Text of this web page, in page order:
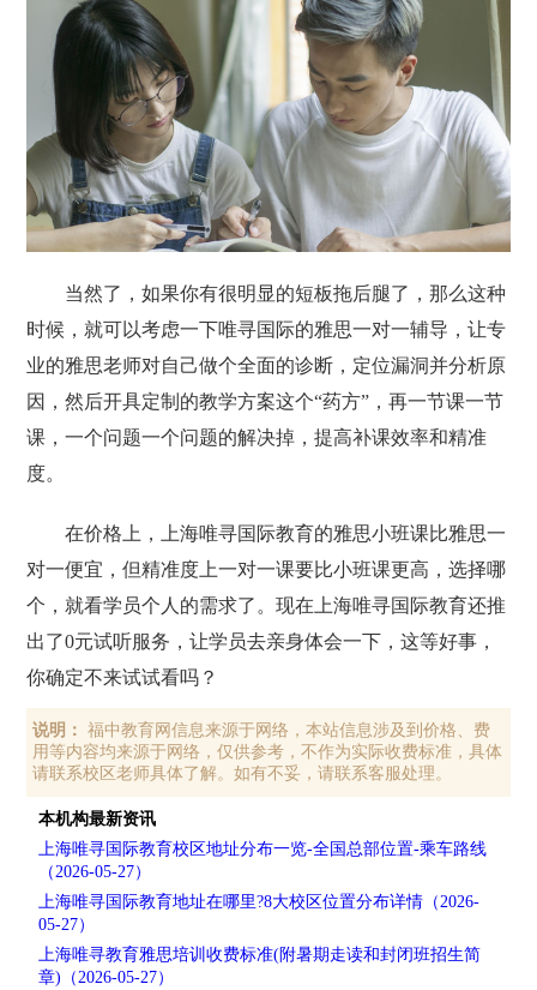
当然了，如果你有很明显的短板拖后腿了，那么这种
时候，就可以考虑一下唯寻国际的雅思一对一辅导，让专
业的雅思老师对自己做个全面的诊断，定位漏洞并分析原
因，然后开具定制的教学方案这个“药方”，再一节课一节
课，一个问题一个问题的解决掉，提高补课效率和精准
度。
在价格上，上海唯寻国际教育的雅思小班课比雅思一
对一便宜，但精准度上一对一课要比小班课更高，选择哪
个，就看学员个人的需求了。现在上海唯寻国际教育还推
出了0元试听服务，让学员去亲身体会一下，这等好事，
你确定不来试试看吗？
说明：
福中教育网信息来源于网络，本站信息涉及到价格、费
用等内容均来源于网络，仅供参考，不作为实际收费标准，具体
请联系校区老师具体了解。如有不妥，请联系客服处理。
本机构最新资讯
上海唯寻国际教育校区地址分布一览-全国总部位置-乘车路线
（2026-05-27）
上海唯寻国际教育地址在哪里?8大校区位置分布详情（2026-
05-27）
上海唯寻教育雅思培训收费标准(附暑期走读和封闭班招生简
章)（2026-05-27）